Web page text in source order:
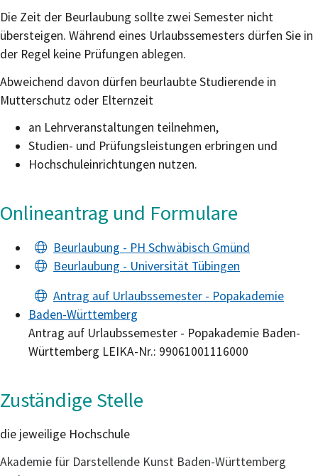
Die Zeit der Beurlaubung sollte zwei Semester nicht
übersteigen. Während eines Urlaubssemesters dürfen Sie in
der Regel keine Prüfungen ablegen.
Abweichend davon dürfen beurlaubte Studierende in
Mutterschutz oder Elternzeit
an Lehrveranstaltungen teilnehmen,
Studien- und Prüfungsleistungen erbringen und
Hochschuleinrichtungen nutzen.
Onlineantrag und Formulare
Beurlaubung - PH Schwäbisch Gmünd
Beurlaubung - Universität Tübingen
Antrag auf Urlaubssemester - Popakademie
Baden-Württemberg
Antrag auf Urlaubssemester - Popakademie Baden-
Württemberg LEIKA-Nr.: 99061001116000
Zuständige Stelle
die jeweilige Hochschule
Akademie für Darstellende Kunst Baden-Württemberg